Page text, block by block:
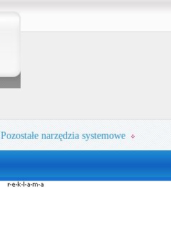
Pozostałe narzędzia systemowe